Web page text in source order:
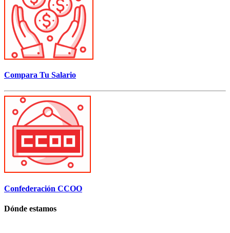
Compara Tu Salario
Confederación CCOO
Dónde estamos